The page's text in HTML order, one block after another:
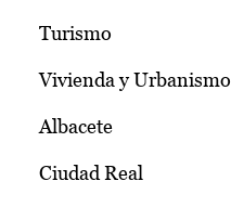
Turismo
Vivienda y Urbanismo
Albacete
Ciudad Real